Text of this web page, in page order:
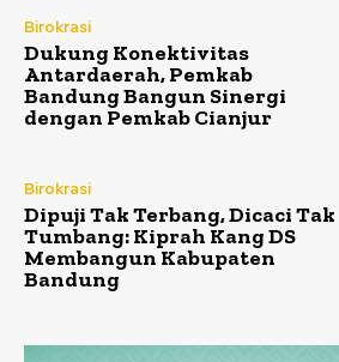
Birokrasi
Dukung Konektivitas
Antardaerah, Pemkab
Bandung Bangun Sinergi
dengan Pemkab Cianjur
Birokrasi
Dipuji Tak Terbang, Dicaci Tak
Tumbang: Kiprah Kang DS
Membangun Kabupaten
Bandung